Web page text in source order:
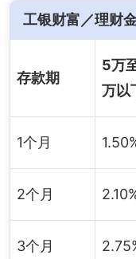
工银财富／理财
存款期
5万
万以
1个月
2个月
3个月